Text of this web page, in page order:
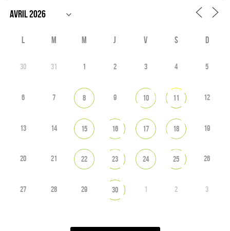
L M M J V S D
30 31 1 2 3 4 5
6 7 8 9 10 11 12
13 14 15 16 17 18 19
20 21 22 23 24 25 26
27 28 29 30 1 2 3